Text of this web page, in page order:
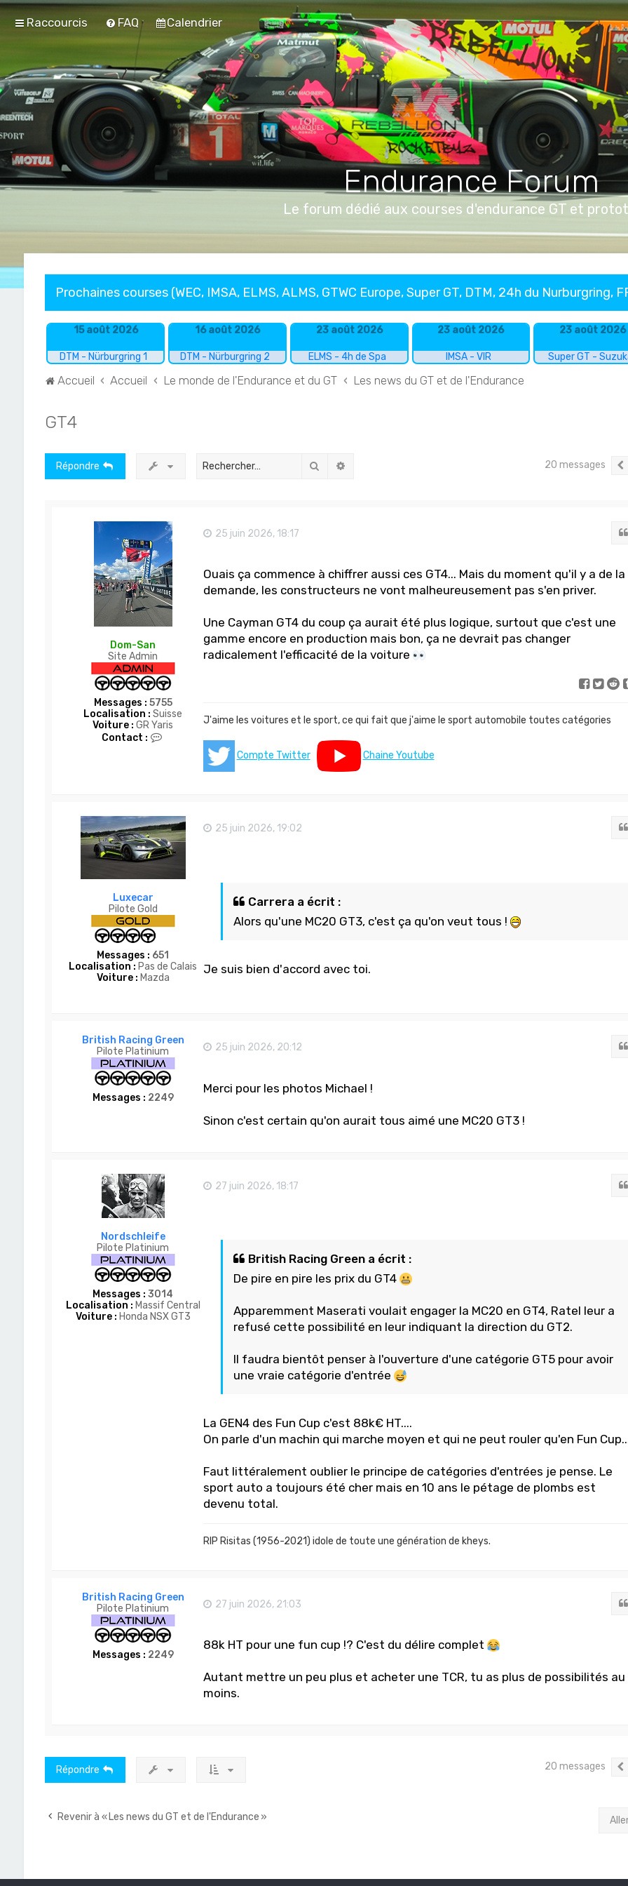
Raccourcis FAQ Calendrier
Endurance Forum
Le forum dédié aux courses d'endurance GT et
Prochaines courses (WEC, IMSA, ELMS, ALMS, GTWC Europe, Super GT, DTM, 24h du Nurburgring,
15 août 2026
DTM - Nürburgring 1
16 août 2026
DTM - Nürburgring 2
23 août 2026
ELMS - 4h de Spa
23 août 2026
IMSA - VIR
23 août 2026
Super GT -
Accueil Accueil Le monde de l'Endurance et du GT Les news du GT et de l'Endurance
GT4
Répondre Rechercher 20 messages
Dom-San
Site Admin
Messages : 5755
Localisation : Suisse
Voiture : GR Yaris
Contact :
e
r
D
o
m
S
25 juin 2026, 18:17
Ouais ça commence à chiffrer aussi ces GT4... Mais du moment qu'il y a de la
demande, les constructeurs ne vont malheureusement pas s'en priver.
Une Cayman GT4 du coup ça aurait été plus logique, surtout que c'est une
gamme encore en production mais bon, ça ne devrait pas changer
radicalement l'efficacité de la voiture
J'aime les voitures et le sport, ce qui fait que j'aime le sport automobile toutes catégories
Compte Twitter
Chaine Youtube
Luxecar
Pilote Gold
Messages : 651
Localisation : Pas de Calais
Voiture : Mazda
25 juin 2026, 19:02
Carrera a écrit :
Alors qu'une MC20 GT3, c'est ça qu'on veut tous !
Je suis bien d'accord avec toi.
British Racing Green
Pilote Platinium
Messages : 2249
25 juin 2026, 20:12
Merci pour les photos Michael !
Sinon c'est certain qu'on aurait tous aimé une MC20 GT3 !
Nordschleife
Pilote Platinium
Messages : 3014
Localisation : Massif Central
Voiture : Honda NSX GT3
27 juin 2026, 18:17
British Racing Green a écrit :
De pire en pire les prix du GT4
Apparemment Maserati voulait engager la MC20 en GT4, Ratel leur a
refusé cette possibilité en leur indiquant la direction du GT2.
Il faudra bientôt penser à l'ouverture d'une catégorie GT5 pour avoir
une vraie catégorie d'entrée
La GEN4 des Fun Cup c'est 88k€ HT....
On parle d'un machin qui marche moyen et qui ne peut rouler qu'en Fun
Faut littéralement oublier le principe de catégories d'entrées je pense. Le
sport auto a toujours été cher mais en 10 ans le pétage de plombs est
devenu total.
RIP Risitas (1956-2021) idole de toute une génération de kheys.
British Racing Green
Pilote Platinium
Messages : 2249
27 juin 2026, 21:03
88k HT pour une fun cup !? C'est du délire complet
Autant mettre un peu plus et acheter une TCR, tu as plus de possibilités au
moins.
Répondre 20 messages
Revenir à « Les news du GT et de l'Endurance »